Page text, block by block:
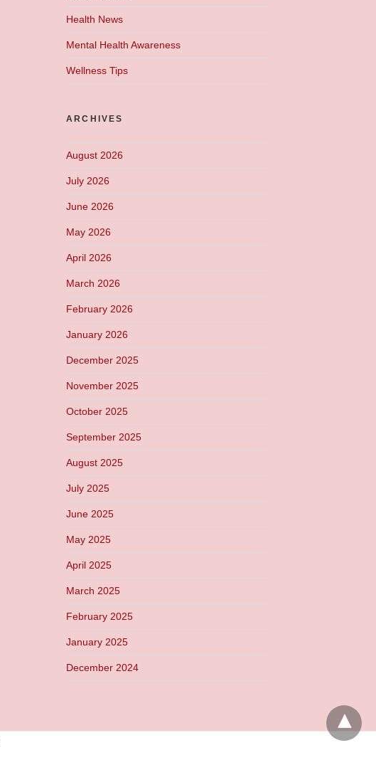
Health News
Mental Health Awareness
Wellness Tips
ARCHIVES
August 2026
July 2026
June 2026
May 2026
April 2026
March 2026
February 2026
January 2026
December 2025
November 2025
October 2025
September 2025
August 2025
July 2025
June 2025
May 2025
April 2025
March 2025
February 2025
January 2025
December 2024